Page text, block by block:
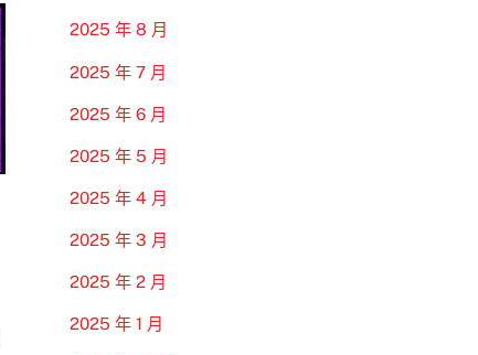
2025 年 8 月
2025 年 7 月
2025 年 6 月
2025 年 5 月
2025 年 4 月
2025 年 3 月
2025 年 2 月
2025 年 1 月